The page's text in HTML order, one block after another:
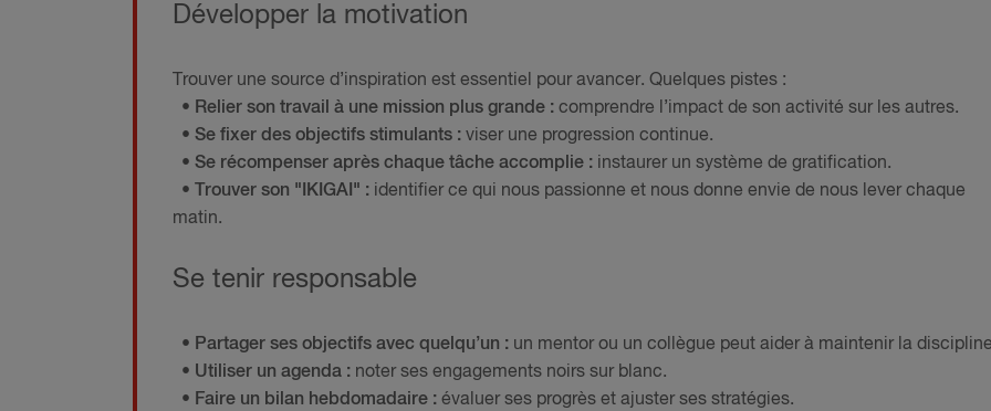
Développer la motivation
Trouver une source d’inspiration est essentiel pour avancer. Quelques pistes :
• Relier son travail à une mission plus grande : comprendre l’impact de son activité sur les autres.
• Se fixer des objectifs stimulants : viser une progression continue.
• Se récompenser après chaque tâche accomplie : instaurer un système de gratification.
• Trouver son "IKIGAI" : identifier ce qui nous passionne et nous donne envie de nous lever chaque
matin.
Se tenir responsable
• Partager ses objectifs avec quelqu’un : un mentor ou un collègue peut aider à maintenir la
• Utiliser un agenda : noter ses engagements noirs sur blanc.
• Faire un bilan hebdomadaire : évaluer ses progrès et ajuster ses stratégies.